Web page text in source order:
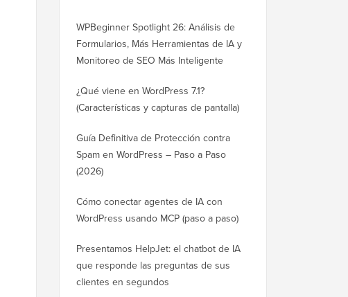
WPBeginner Spotlight 26: Análisis de
Formularios, Más Herramientas de IA y
Monitoreo de SEO Más Inteligente
¿Qué viene en WordPress 7.1?
(Características y capturas de pantalla)
Guía Definitiva de Protección contra
Spam en WordPress – Paso a Paso
(2026)
Cómo conectar agentes de IA con
WordPress usando MCP (paso a paso)
Presentamos HelpJet: el chatbot de IA
que responde las preguntas de sus
clientes en segundos